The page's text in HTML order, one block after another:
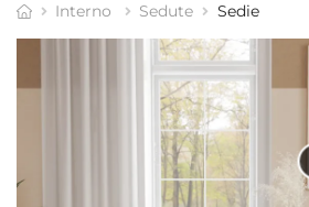
Interno Sedute Sedie